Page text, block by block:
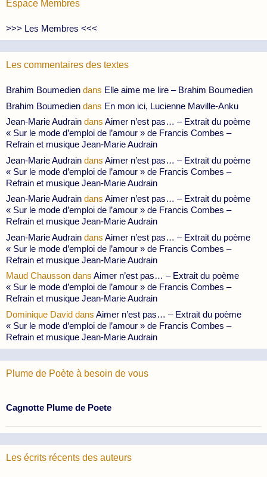
Espace Membres
>>> Les Membres <<<
Les commentaires des textes
Brahim Boumedien dans Elle aime me lire – Brahim Boumedien
Brahim Boumedien dans En mon ici, Lucienne Maville-Anku
Jean-Marie Audrain dans Aimer n’est pas… – Extrait du poème
« Sur le mode d’emploi de l’amour » de Francis Combes –
Refrain et musique Jean-Marie Audrain
Jean-Marie Audrain dans Aimer n’est pas… – Extrait du poème
« Sur le mode d’emploi de l’amour » de Francis Combes –
Refrain et musique Jean-Marie Audrain
Jean-Marie Audrain dans Aimer n’est pas… – Extrait du poème
« Sur le mode d’emploi de l’amour » de Francis Combes –
Refrain et musique Jean-Marie Audrain
Jean-Marie Audrain dans Aimer n’est pas… – Extrait du poème
« Sur le mode d’emploi de l’amour » de Francis Combes –
Refrain et musique Jean-Marie Audrain
Maud Chausson dans Aimer n’est pas… – Extrait du poème
« Sur le mode d’emploi de l’amour » de Francis Combes –
Refrain et musique Jean-Marie Audrain
Dominique David dans Aimer n’est pas… – Extrait du poème
« Sur le mode d’emploi de l’amour » de Francis Combes –
Refrain et musique Jean-Marie Audrain
Plume de Poète à besoin de vous
Cagnotte Plume de Poete
Les écrits récents des auteurs